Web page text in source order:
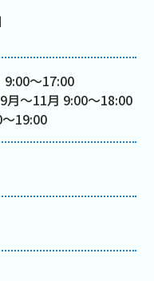
9:00～17:00
月～11月 9:00～18:00
19:00